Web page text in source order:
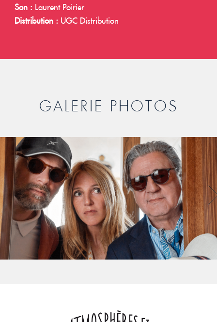
Son : Laurent Poirier
Distribution : UGC Distribution
GALERIE PHOTOS